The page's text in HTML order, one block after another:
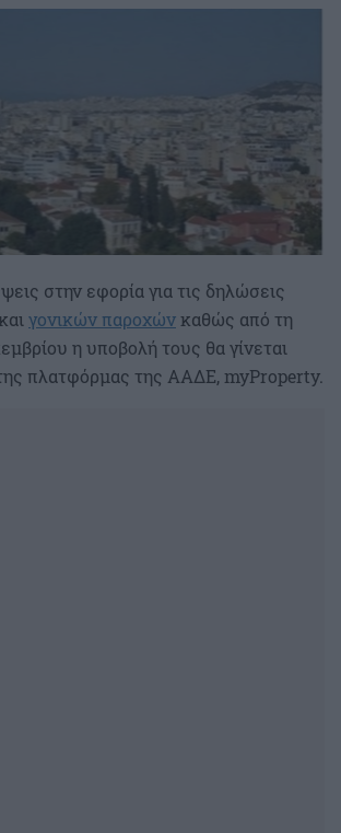
στην εφορία για τις δηλώσεις
γονικών παροχώνκαθώς από τη
η υποβολή τους θα γίνεται
πλατφόρμας της ΑΑΔΕ, myProperty.